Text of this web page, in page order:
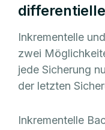
Inkrementelle
zwei
jede Sicherung
der letzten
Inkrementelle